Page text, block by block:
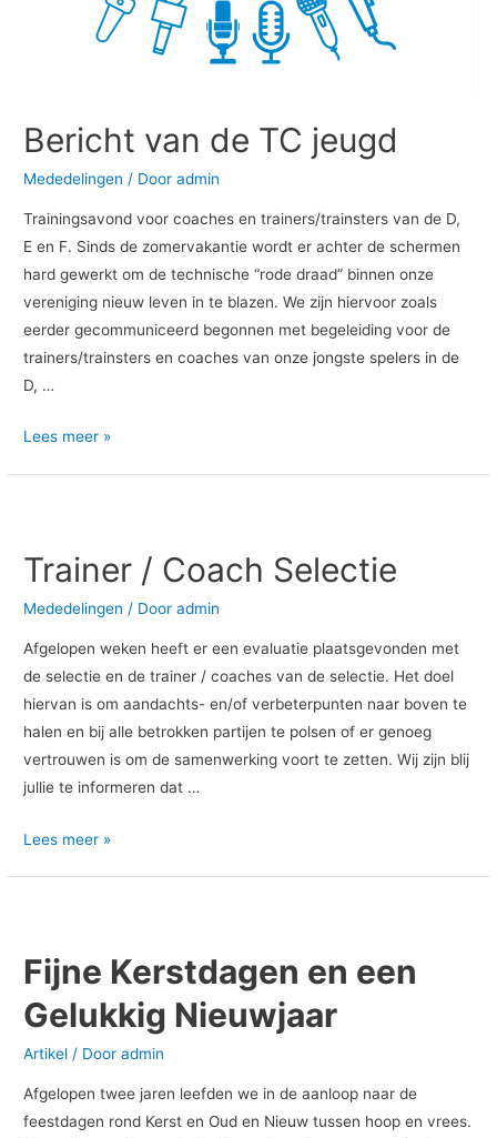
Bericht van de TC jeugd
Mededelingen / Dooradmin
Trainingsavond voor coaches en trainers/trainsters van de D,
E en F. Sinds de zomervakantie wordt er achter de schermen
hard gewerkt om de technische “rode draad” binnen onze
vereniging nieuw leven in te blazen. We zijn hiervoor zoals
eerder gecommuniceerd begonnen met begeleiding voor de
trainers/trainsters en coaches van onze jongste spelers in de
D, …
Lees meer »
Trainer / Coach Selectie
Mededelingen / Dooradmin
Afgelopen weken heeft er een evaluatie plaatsgevonden met
de selectie en de trainer / coaches van de selectie. Het doel
hiervan is om aandachts- en/of verbeterpunten naar boven te
halen en bij alle betrokken partijen te polsen of er genoeg
vertrouwen is om de samenwerking voort te zetten. Wij zijn blij
jullie te informeren dat …
Coach
Lees meer »
Fijne Kerstdagen en een
Gelukkig Nieuwjaar
Artikel / Dooradmin
Afgelopen twee jaren leefden we in de aanloop naar de
feestdagen rond Kerst en Oud en Nieuw tussen hoop en vrees.
en
Gelukkig
Nieuwjaar